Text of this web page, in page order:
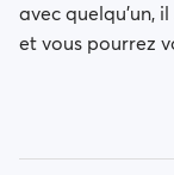
avec quelqu'un,
et vous pourrez